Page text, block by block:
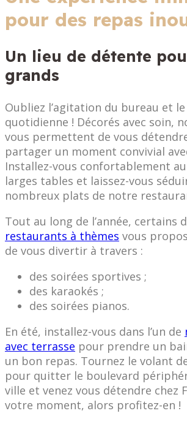
pour des repas
Un lieu de détente
grands
Oubliez l’agitation du bureau et
quotidienne ! Décorés avec soin,
vous permettent de vous
partager un moment convivial
Installez-vous confortablement
larges tables et laissez-vous
nombreux plats de notre
Tout au long de l’année, certains
restaurants à thèmes vous
de vous divertir à travers :
des soirées sportives ;
des karaokés ;
des soirées pianos.
En été, installez-vous dans l’un de
avec terrasse pour prendre un
un bon repas. Tournez le volant
pour quitter le boulevard
ville et venez vous détendre chez
votre moment, alors profitez-en !